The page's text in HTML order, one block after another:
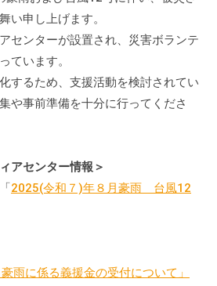
い申し上げます。
センターが設置され、災害ボランテ
ています。
するため、支援活動を検討されてい
や事前準備を十分に行ってくださ
アセンター情報＞
2025(令和７)年８月豪雨 台風12
雨に係る義援金の受付について」